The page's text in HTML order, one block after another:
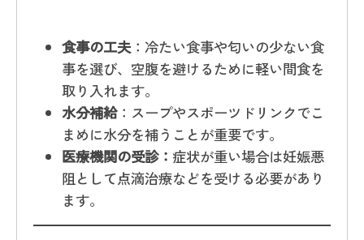
食事の工夫：冷たい食事や匂いの少ない食
事を選び、空腹を避けるために軽い間食を
取り入れます。
水分補給：スープやスポーツドリンクでこ
まめに水分を補うことが重要です。
医療機関の受診： 症状が重い場合は妊娠悪
阻として点滴治療などを受ける必要があり
ます。